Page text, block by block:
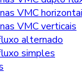
VMC
VMC verticais
alternado
simples